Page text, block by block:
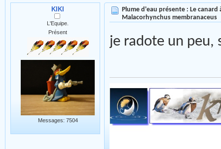
KIKI
L'Equipe.
Présent
Messages: 7504
Plume d'eau présente : Le canard
Malacorhynchus membranaceus
je radote un